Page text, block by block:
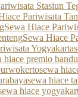
Stasiun
Pariwisata
Sewa Hiace
Sewa Hiace
Yogyakarta
hiace premio
sewa
sewa hiace
hiace